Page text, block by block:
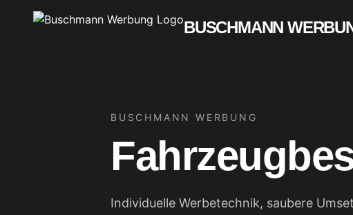
BUSCHMANN
BUSCHMANN WERBUNG
Individuelle Werbetechnik, saubere